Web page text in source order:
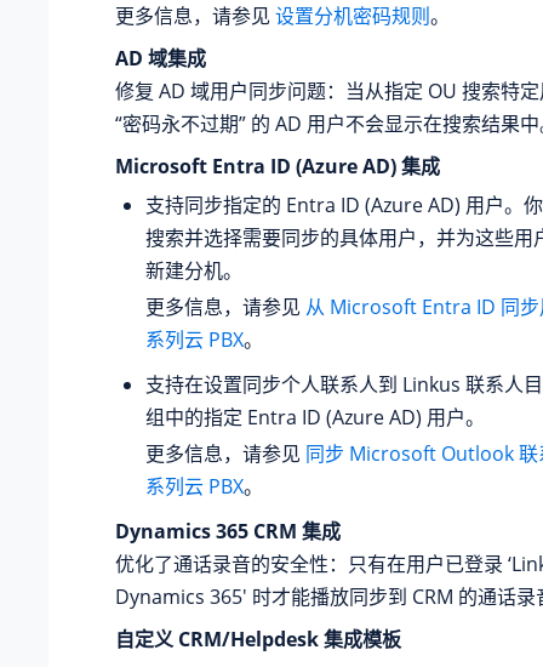
更多信息，请参见 设置分机密码规则。
AD 域集成
修复 AD 域用户同步问题：当从指定 OU 搜索特
“密码永不过期” 的 AD 用户不会显示在搜索结果
Microsoft Entra ID (Azure AD) 集成
支持同步指定的 Entra ID (Azure AD) 用户。
搜索并选择需要同步的具体用户，并为这些用
新建分机。
更多信息，请参见 从 Microsoft Entra ID 同
系列云 PBX。
支持在设置同步个人联系人到 Linkus 联系人
组中的指定 Entra ID (Azure AD) 用户。
更多信息，请参见 同步 Microsoft Outlook
系列云 PBX。
Dynamics 365 CRM 集成
优化了通话录音的安全性：只有在用户已登录
Dynamics 365' 时才能播放同步到 CRM 的通话录
自定义 CRM/Helpdesk 集成模板